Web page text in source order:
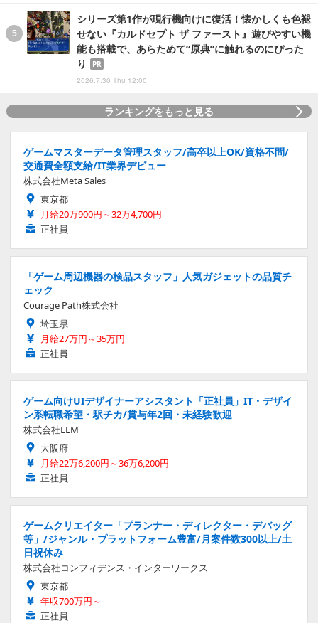
シリーズ第1作が現行機向けに復活！懐かしくも色褪
せない『カルドセプト ザ ファースト』遊びやすい機
能も搭載で、あらためて“原典”に触れるのにぴった
り
PR
2026.7.30 Thu 12:00
ランキングをもっと見る
ゲームマスターデータ管理スタッフ/高卒以上OK/資格不問/
交通費全額支給/IT業界デビュー
株式会社Meta Sales
東京都
月給20万900円～32万4,700円
正社員
「ゲーム周辺機器の検品スタッフ」人気ガジェットの品質チ
ェック
Courage Path株式会社
埼玉県
月給27万円～35万円
正社員
ゲーム向けUIデザイナーアシスタント「正社員」IT・デザイ
ン系転職希望・駅チカ/賞与年2回・未経験歓迎
株式会社ELM
大阪府
月給22万6,200円～36万6,200円
正社員
ゲームクリエイター「プランナー・ディレクター・デバッグ
等」/ジャンル・プラットフォーム豊富/月案件数300以上/土
日祝休み
株式会社コンフィデンス・インターワークス
東京都
年収700万円～
正社員